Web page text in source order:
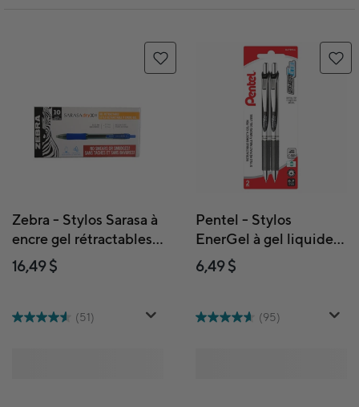
Zebra - Stylos Sarasa à
encre gel rétractables –
0,7 mm – bleus –
paquet de 10
16,49 $
(51)
Pentel - Stylos
EnerGel à gel liquide
rétractables – 0,7 mm –
noir – paquet de 2
6,49 $
(95)